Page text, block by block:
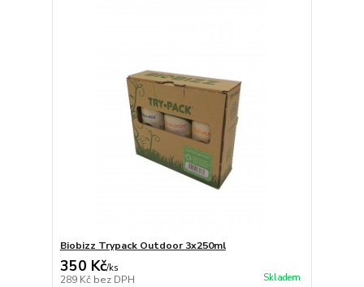
Biobizz Trypack Outdoor 3x250ml
350 Kč/ks
289 Kč bez DPH Skladem